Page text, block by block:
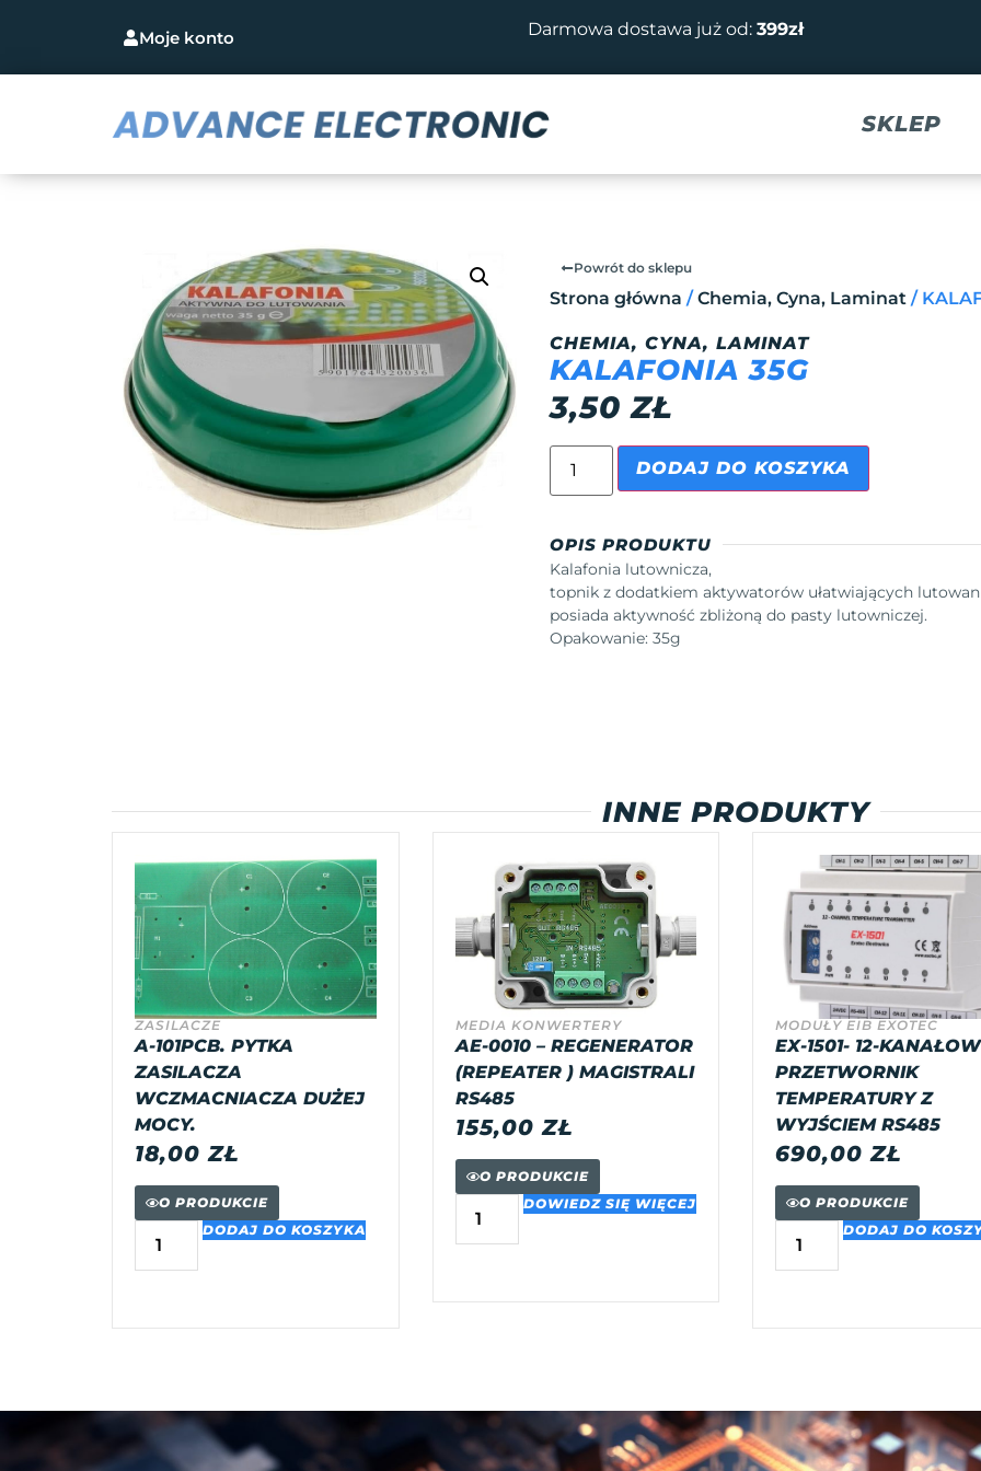
Moje konto Darmowa dostawa już od: 399zł
SKLEP
Powrót do sklepu
Strona główna /Chemia, Cyna, Laminat/
CHEMIA, CYNA, LAMINAT
KALAFONIA 35G
3,50ZŁ
DODAJ DO KOSZYKA
OPIS PRODUKTU
Kalafonia lutownicza,
topnik z dodatkiem aktywatorów ułatwiających
posiada aktywność zbliżoną do pasty lutowniczej.
Opakowanie: 35g
INNE PRODUKTY
ZASILACZE
A-101PCB. PYTKA
ZASILACZA
WCZMACNIACZA DUŻEJ
MOCY.
18,00ZŁ
O PRODUKCIE
DODAJ DO KOSZYKA
MEDIA KONWERTERY
AE-0010 – REGENERATOR
(REPEATER ) MAGISTRALI
RS485
155,00ZŁ
O PRODUKCIE
DOWIEDZ SIĘ WIĘCEJ
MODUŁY EIB EXOTEC
EX-1501- 12-
PRZETWORNIK
TEMPERATURY Z
WYJŚCIEM RS485
690,00ZŁ
O PRODUKCIE
DODAJ DO